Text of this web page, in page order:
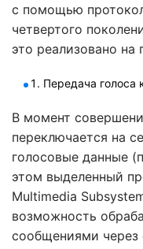
с помощью
четвертого
это реализовано на
Передача голоса
В момент
переключается на
голосовые данные
этом выделенный
Multimedia
возможность
сообщениями через